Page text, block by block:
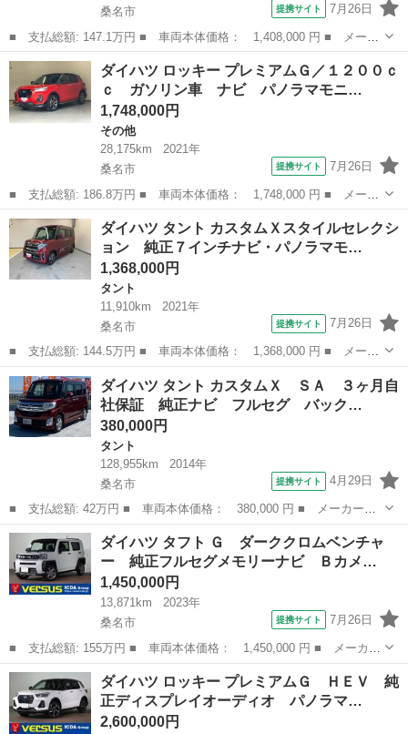
桑名市
提携サイト 7月26日
■ 支払総額: 147.1万円 ■ 車両本体価格： 1,408,000 円 ■ メーカ
ー名： ダイハツ ■ 車種名： ムーヴキャンバス ■ グレード
名： セオリーＧ／両側パワースライドドア ナビ バックモニタ
ー ドライブレ...
三重 桑名市 ダイハツ
ダイハツ ロッキー プレミアムＧ／１２００ｃ
ｃ ガソリン車 ナビ パノラマモニ…
1,748,000円
その他
28,175km
2021年
桑名市
提携サイト 7月26日
■ 支払総額: 186.8万円 ■ 車両本体価格： 1,748,000 円 ■ メーカ
ー名： ダイハツ ■ 車種名： ロッキー ■ グレード名： プレミ
アムＧ／１２００ｃｃ ガソリン車 ナビ パノラマモニター ＥＴ
Ｃ ドラ...
三重 桑名市 その他
ダイハツ タント カスタムＸスタイルセレクシ
ョン 純正７インチナビ・パノラマモ…
1,368,000円
タント
11,910km
2021年
桑名市
提携サイト 7月26日
■ 支払総額: 144.5万円 ■ 車両本体価格： 1,368,000 円 ■ メーカ
ー名： ダイハツ ■ 車種名： タント ■ グレード名： カスタム
Ｘスタイルセレクション 純正７インチナビ・パノラマモニター・ド
ライブレ...
三重 桑名市 タント
ダイハツ タント カスタムＸ ＳＡ ３ヶ月自
社保証 純正ナビ フルセグ バック…
380,000円
タント
128,955km
2014年
桑名市
提携サイト 4月29日
■ 支払総額: 42万円 ■ 車両本体価格： 380,000 円 ■ メーカー
名： ダイハツ ■ 車種名： タント ■ グレード名： カスタム
Ｘ ＳＡ ３ヶ月自社保証 純正ナビ フルセグ バックカメラ Ｅ
ＴＣ ＬＥＤヘッド...
三重 桑名市 タント
ダイハツ タフト Ｇ ダーククロムベンチャ
ー 純正フルセグメモリーナビ Ｂカメ…
1,450,000円
13,871km
2023年
桑名市
提携サイト 7月26日
■ 支払総額: 155万円 ■ 車両本体価格： 1,450,000 円 ■ メーカー
名： ダイハツ ■ 車種名： タフト ■ グレード名： Ｇ ダーク
クロムベンチャー 純正フルセグメモリーナビ Ｂカメラ ＬＥＤオ
ートヘッド...
三重 桑名市 ダイハツ
ダイハツ ロッキー プレミアムＧ ＨＥＶ 純
正ディスプレイオーディオ パノラマ…
2,600,000円